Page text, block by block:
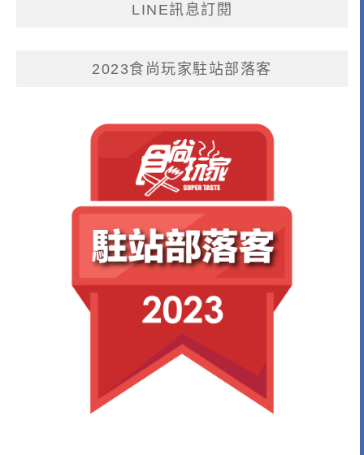
LINE訊息訂閱
2023食尚玩家駐站部落客